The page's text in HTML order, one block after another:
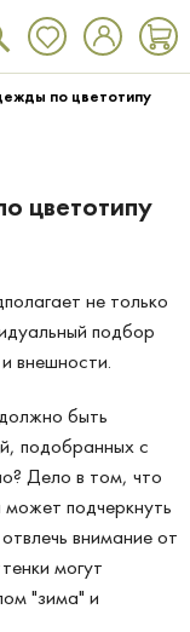
по цветотипу
цветотипу
не только
подбор
внешности.
быть
подобранных с
Дело в том, что
подчеркнуть
внимание от
могут
"зима" и